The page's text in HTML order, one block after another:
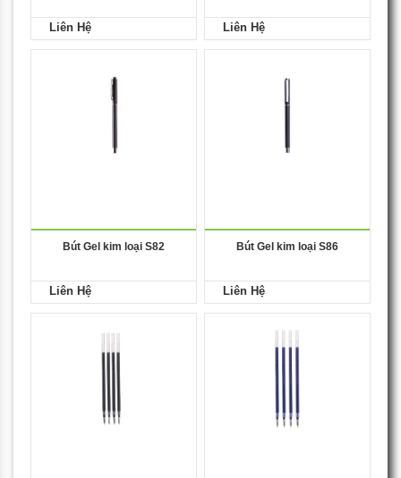
Liên Hệ Liên Hệ
Bút Gel kim loại S82
Liên Hệ
Bút Gel kim loại S86
Liên Hệ